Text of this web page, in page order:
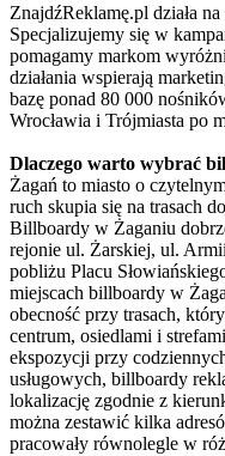
ZnajdźReklamę.pl działa
Specjalizujemy się w
pomagamy markom
działania wspierają
bazę ponad 80 000
Wrocławia i Trójmiasta po
Dlaczego warto wybrać
Żagań to miasto o
ruch skupia się na trasach
Billboardy w Żaganiu
rejonie ul. Żarskiej, ul.
pobliżu Placu
miejscach billboardy w
obecność przy trasach,
centrum, osiedlami i
ekspozycji przy
usługowych, billboardy
lokalizację zgodnie z
można zestawić kilka
pracowały równolegle w